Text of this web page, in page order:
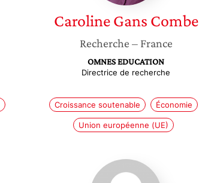
Caroline Gans Combe
Recherche – France
OMNES EDUCATION
Directrice de recherche
Croissance soutenable Économie
Union européenne (UE)
Hélène
Lebon